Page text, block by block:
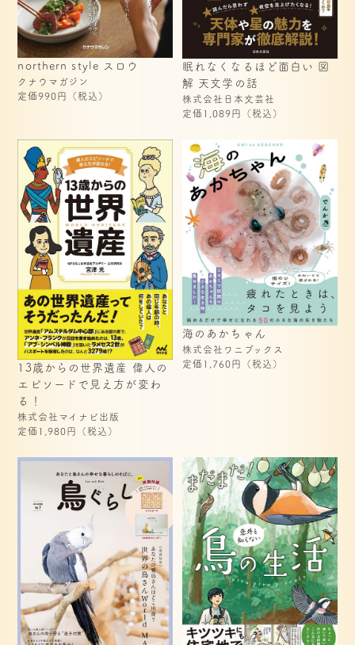
northern style スロウ
クナウマガジン
定価990円（税込）
眠れなくなるほど面白い 図
解 天文学の話
株式会社日本文芸社
定価1,089円（税込）
13歳からの世界遺産 偉人の
エピソードで見え方が変わ
る！
株式会社マイナビ出版
定価1,980円（税込）
海のあかちゃん
株式会社ワニブックス
定価1,760円（税込）